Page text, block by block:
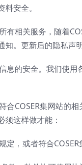
安全。
有相关服务，随着
。更新后的隐私声
息的安全。我们使
合COSER集网站的
须这样做才能：
定，或者符合COSER